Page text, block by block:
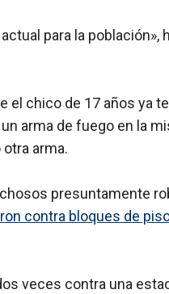
para la
el chico de 17 años ya
arma de fuego en la
arma.
presuntamente
contra bloques de
veces contra una